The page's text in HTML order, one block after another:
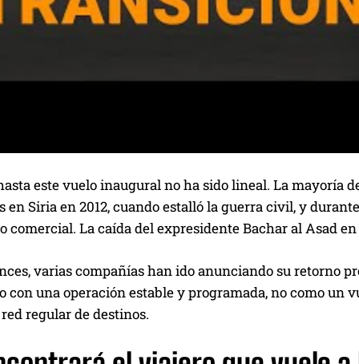
este vuelo inaugural no ha sido lineal. La mayoría
en Siria en 2012, cuando estalló la guerra civil, y
comercial. La caída del expresidente Bachar al Asad
varias compañías han ido anunciando su retorno
con una operación estable y programada, no como un
regular de destinos.